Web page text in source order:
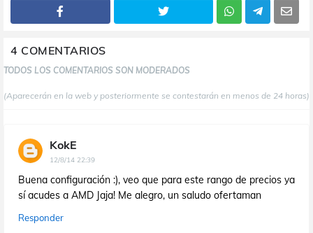
4 COMENTARIOS
TODOS LOS COMENTARIOS SON MODERADOS
(Aparecerán en la web y posteriormente se contestarán en menos de 24 horas)
KokE
12/8/14 22:39
Buena configuración :), veo que para este rango de precios ya
sí acudes a AMD Jaja! Me alegro, un saludo ofertaman
Responder